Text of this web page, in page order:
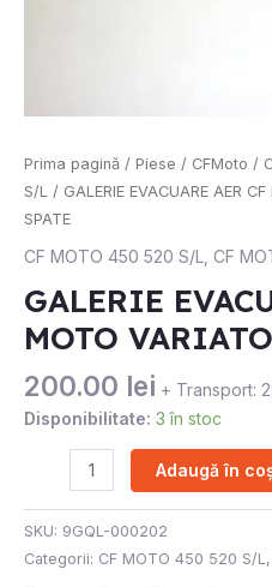
Prima pagină / Piese / CFMoto /
S/L
/ GALERIE EVACUARE AER
SPATE
CF MOTO 450 520 S/L CF
GALERIE
MOTO
200.00 lei + Transport:
Disponibilitate: 3 în stoc
Cantitate
GALERIE
EVACUARE
AER
MOTO
VARIATOR
SPATE
Adaugă în
SKU: 9GQL-000202
Categorii: CF MOTO 450 520 S/L,